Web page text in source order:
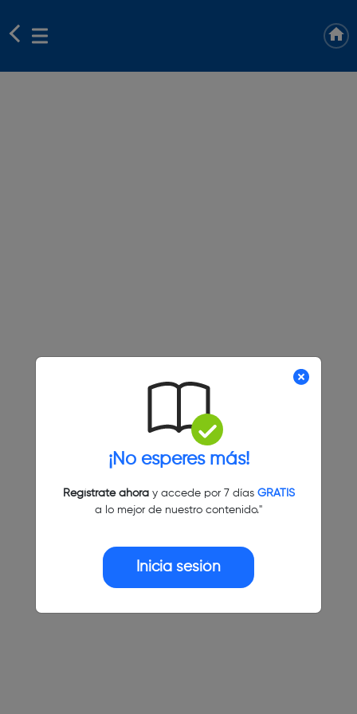
¡No esperes más!
Regístrate ahoray accede por 7 días GRATIS
a lo mejor de nuestro contenido."
Inicia sesión